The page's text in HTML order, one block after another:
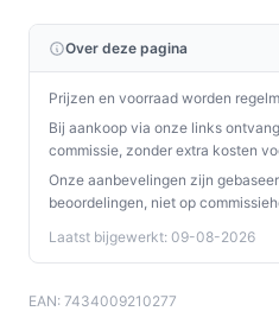
Over deze pagina
Prijzen en voorraad worden
Bij aankoop via onze links
commissie, zonder extra kosten
Onze aanbevelingen zijn
beoordelingen, niet op
Laatst bijgewerkt: 09-08-2026
EAN: 7434009210277